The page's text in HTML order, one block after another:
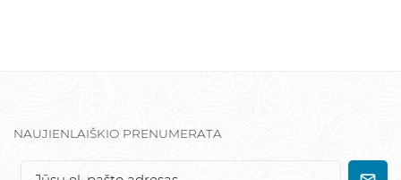
NAUJIENLAIŠKIO PRENUMERATA